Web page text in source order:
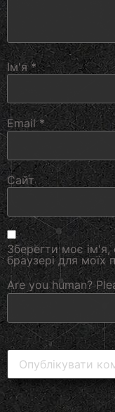
Ім'я*
Email*
Сайт
Зберегти моє
браузері для моїх
Are you human?